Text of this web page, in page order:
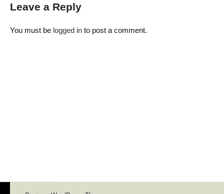
Leave a Reply
You must be logged in to post a comment.